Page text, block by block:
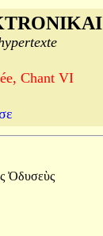
Chant VI
Ὀδυσεὺς